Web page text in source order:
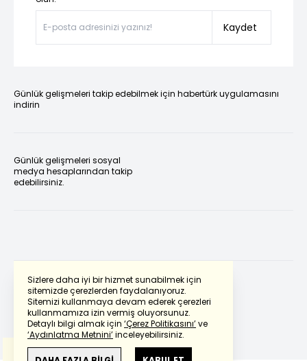
Sizlere daha iyi bir hizmet sunabilmek için
sitemizde çerezlerden faydalanıyoruz.
Sitemizi kullanmaya devam ederek çerezleri
kullanmamıza izin vermiş oluyorsunuz.
Detaylı bilgi almak için ‘Çerez Politikasını’ve
‘Aydınlatma Metnini’inceleyebilirsiniz.
Kaydet
Günlük gelişmeleri takip edebilmek için habertürk uygulamasını
indirin
Günlük gelişmeleri sosyal
medya hesaplarından takip
edebilirsiniz.
Powered by Translate
Bu çevirideGoogle Transletekullanılmıştır.